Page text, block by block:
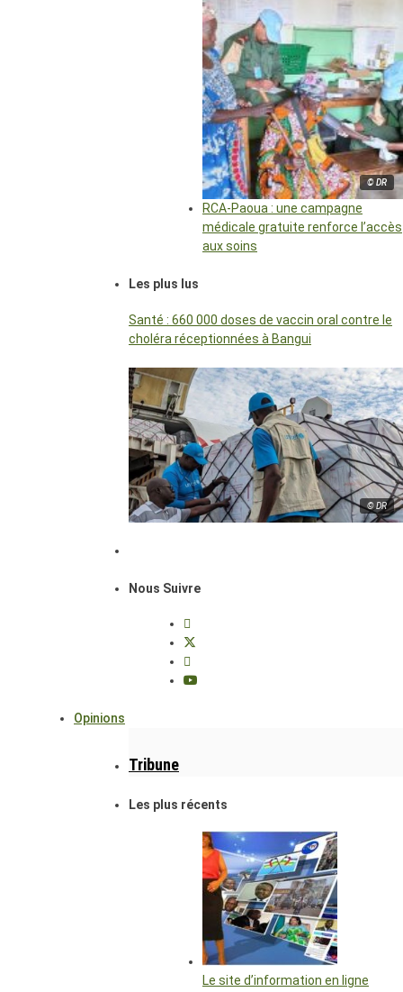
© DR
RCA-Paoua : une campagne
médicale gratuite renforce l’accès
aux soins
Les plus lus
Santé : 660 000 doses de vaccin oral contre le
choléra réceptionnées à Bangui
© DR
Nous Suivre
Opinions
Tribune
Les plus récents
Le site d’information en ligne